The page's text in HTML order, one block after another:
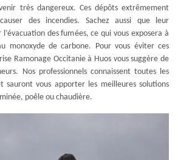
très dangereux. Ces dépôts extrêmement
des incendies. Sachez aussi que leur
des fumées, ce qui vous exposera à
monoxyde de carbone. Pour vous éviter ces
Ramonage Occitanie à Huos vous suggère de
Nos professionnels connaissent toutes les
vous apporter les meilleures solutions
poêle ou chaudière.